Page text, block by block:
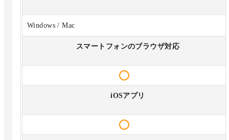
Windows / Mac
スマートフォンのブラウザ対応
iOSアプリ